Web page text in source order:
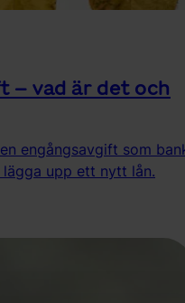
– vad är det och
engångsavgift som
upp ett nytt lån.